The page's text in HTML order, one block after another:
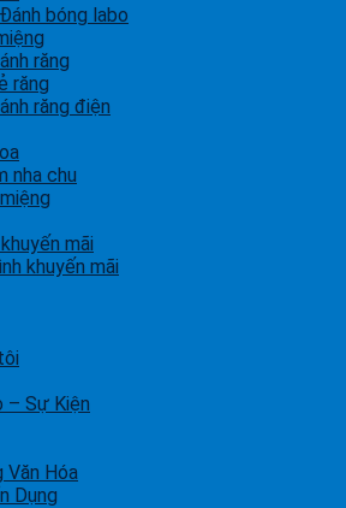
bóng labo
răng
răng
răng điện
nha chu
mãi
khuyến mãi
– Sự Kiện
Văn Hóa
Dụng